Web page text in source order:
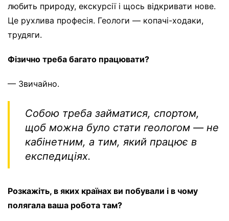
любить природу, екскурсії і щось відкривати нове.
Це рухлива професія. Геологи — копачі-ходаки,
трудяги.
Фізично треба багато працювати?
— Звичайно.
Собою треба займатися, спортом,
щоб можна було стати геологом — не
кабінетним, а тим, який працює в
експедиціях.
Розкажіть, в яких країнах ви побували і в чому
полягала ваша робота там?